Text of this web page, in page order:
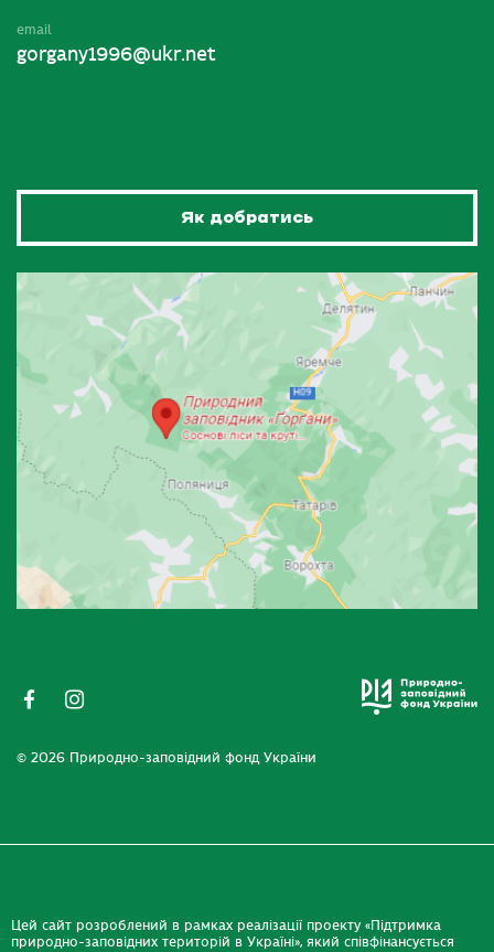
email
gorgany1996@ukr.net
Як добратись
© 2026 Природно-заповідний фонд України
Цей сайт розроблений в рамках реалізації проекту «Підтримка
природно-заповідних територій в Україні», який співфінансується